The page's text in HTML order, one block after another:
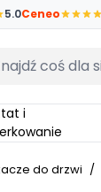
5.0Ceneo
czego szukasz
do drzwi /